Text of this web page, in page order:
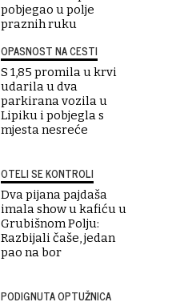
pobjegao u polje
praznih ruku
OPASNOST NA CESTI
S 1,85 promila u krvi
udarila u dva
parkirana vozila u
Lipiku i pobjegla s
mjesta nesreće
OTELI SE KONTROLI
Dva pijana pajdaša
imala show u kafiću u
Grubišnom Polju:
Razbijali čaše, jedan
pao na bor
PODIGNUTA OPTUŽNICA